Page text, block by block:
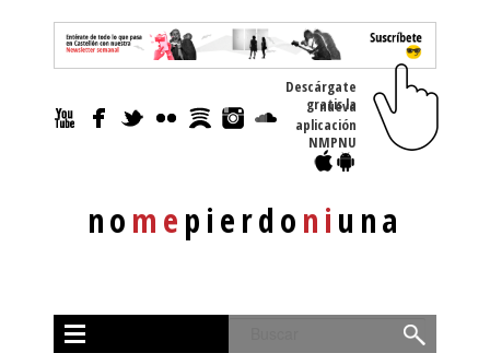
nomepierdoniuna
Descárgate
gratis la nueva
aplicación
NMPNU